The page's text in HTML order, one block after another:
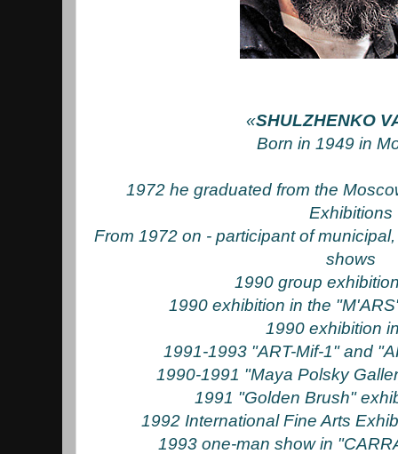
«SHULZHENKO
Born in 1949 in
1972 he graduated from the
Exhibitions
From 1972 on - participant of
shows
1990 group
1990 exhibition in the
1990 exhibition
1991-1993 "ART-Mif-1" and
1990-1991 "Maya Polsky
1991 "Golden Brush"
1992 International Fine Arts
1993 one-man show in